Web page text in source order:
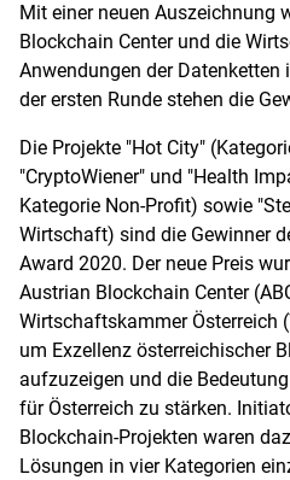
Mit einer neuen Auszeichnung
Blockchain Center und die
Anwendungen der Datenketten
der ersten Runde stehen die
Die Projekte "Hot City"
"CryptoWiener" und "Health
Kategorie Non-Profit) sowie
Wirtschaft) sind die Gewinner
Award 2020. Der neue Preis
Austrian Blockchain Center
Wirtschaftskammer Österreich
um Exzellenz österreichischer
aufzuzeigen und die
für Österreich zu stärken.
Blockchain-Projekten waren
Lösungen in vier Kategorien